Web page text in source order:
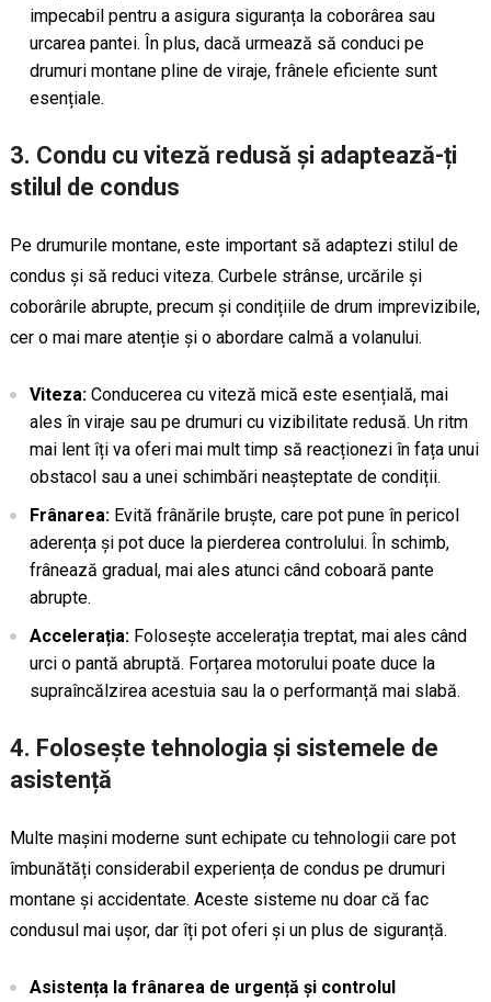
impecabil pentru a asigura siguranța la coborârea sau
urcarea pantei. În plus, dacă urmează să conduci pe
drumuri montane pline de viraje, frânele eficiente sunt
esențiale.
3. Condu cu viteză redusă și adaptează-ți
stilul de condus
Pe drumurile montane, este important să adaptezi stilul de
condus și să reduci viteza. Curbele strânse, urcările și
coborârile abrupte, precum și condițiile de drum imprevizibile,
cer o mai mare atenție și o abordare calmă a volanului.
Viteza:Conducerea cu viteză mică este esențială, mai
ales în viraje sau pe drumuri cu vizibilitate redusă. Un ritm
mai lent îți va oferi mai mult timp să reacționezi în fața unui
obstacol sau a unei schimbări neașteptate de condiții.
Frânarea:Evită frânările bruște, care pot pune în pericol
aderența și pot duce la pierderea controlului. În schimb,
frânează gradual, mai ales atunci când coboară pante
abrupte.
Accelerația:Folosește accelerația treptat, mai ales când
urci o pantă abruptă. Forțarea motorului poate duce la
supraîncălzirea acestuia sau la o performanță mai slabă.
4. Folosește tehnologia și sistemele de
asistență
Multe mașini moderne sunt echipate cu tehnologii care pot
îmbunătăți considerabil experiența de condus pe drumuri
montane și accidentate. Aceste sisteme nu doar că fac
condusul mai ușor, dar îți pot oferi și un plus de siguranță.
Asistența la frânarea de urgență și controlul